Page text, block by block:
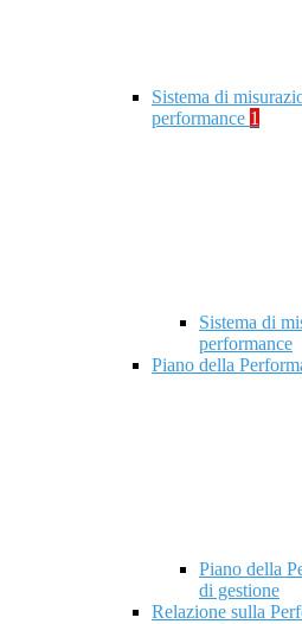
Sistema di
performance 1
Sistema di
performance
Piano della
Piano della
di gestione
Relazione sulla